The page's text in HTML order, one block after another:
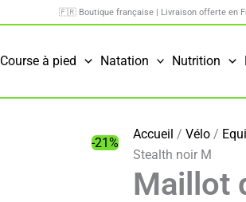
🇫🇷 Boutique française | Livraison offerte en
Course à pied Natation Nutrition
-21%
Accueil / Vélo/
Stealth noir M
Maillot